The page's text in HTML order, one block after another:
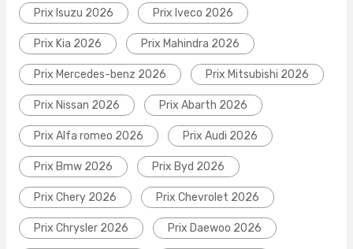
Prix Isuzu 2026 Prix Iveco 2026
Prix Kia 2026 Prix Mahindra 2026
Prix Mercedes-benz 2026 Prix Mitsubishi 2026
Prix Nissan 2026 Prix Abarth 2026
Prix Alfa romeo 2026 Prix Audi 2026
Prix Bmw 2026 Prix Byd 2026
Prix Chery 2026 Prix Chevrolet 2026
Prix Chrysler 2026 Prix Daewoo 2026